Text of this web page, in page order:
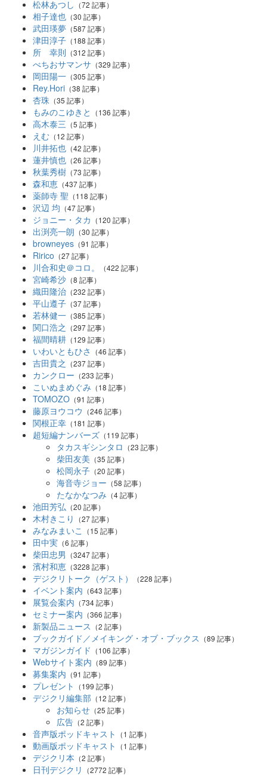
松林あつし （72 記事）
相子達也 （30 記事）
武田瑛夢 （587 記事）
津田淳子 （188 記事）
所 幸則 （312 記事）
べちおサマンサ （329 記事）
岡田陽一 （305 記事）
Rey.Hori （38 記事）
杏珠 （35 記事）
もみのこゆきと （136 記事）
高木泰三 （5 記事）
えむ （12 記事）
川井拓也 （42 記事）
蓮井慎也 （26 記事）
秋葉秀樹 （73 記事）
森和恵 （437 記事）
薬師寺 聖 （118 記事）
沢辺 均 （47 記事）
ジョニー・タカ （120 記事）
出渕亮一朗 （30 記事）
browneyes （91 記事）
Ririco （27 記事）
川合和史＠コロ。 （422 記事）
宮崎希沙 （8 記事）
織田隆治 （232 記事）
平山遵子 （37 記事）
若林健一 （385 記事）
関口浩之 （297 記事）
福間晴耕 （129 記事）
いわいともひさ （46 記事）
吉田貴之 （237 記事）
カンクロー （233 記事）
こいぬまめぐみ （18 記事）
TOMOZO （91 記事）
藤原ヨウコウ （246 記事）
関根正幸 （181 記事）
超短編ナンバーズ （119 記事）
タカスギシンタロ （23 記事）
柴田友美 （35 記事）
松岡永子 （20 記事）
海音寺ジョー （58 記事）
たなかなつみ （4 記事）
池田芳弘 （20 記事）
木村きこり （27 記事）
みなみまいこ （15 記事）
田中実 （6 記事）
柴田忠男 （3247 記事）
濱村和恵 （3228 記事）
デジクリトーク（ゲスト） （228 記事）
イベント案内 （643 記事）
展覧会案内 （734 記事）
セミナー案内 （366 記事）
新製品ニュース （2 記事）
ブックガイド／メイキング・オブ・ブックス （89 記事）
マガジンガイド （106 記事）
Webサイト案内 （89 記事）
募集案内 （91 記事）
プレゼント （199 記事）
デジクリ編集部 （12 記事）
お知らせ （25 記事）
広告 （2 記事）
音声版ポッドキャスト （1 記事）
動画版ポッドキャスト （1 記事）
デジクリ本 （2 記事）
日刊デジクリ （2772 記事）